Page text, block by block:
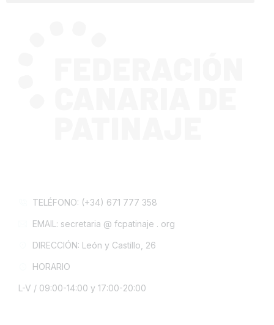
TELÉFONO: (+34) 671 777 358
EMAIL: secretaria @ fcpatinaje . org
DIRECCIÓN: León y Castillo, 26
HORARIO
L-V / 09:00-14:00 y 17:00-20:00